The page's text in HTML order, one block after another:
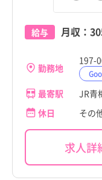
岐阜県
愛知県
三重県
滋賀県
京都府
三鷹市
青梅市
調布市
町田市
福生市すべて
熊川駅
東福生駅
職種・資格
助産師
准看護師
保健師
その他（福
施設形態すべて
クリニック
介護施設
訪問看護
勤務形態
常勤（夜勤な
常勤（夜勤の
パート・アル
パート・ア
4週8休以上
土日祝休み
年間休日120
残業少なめ
託児所・保育
給与 月収：
勤務地
197-
最寄駅
JR青
休日
その
求人詳
岐阜県
愛知県
三重県
滋賀県
京都府
三鷹市
青梅市
調布市
町田市
福生市すべて
熊川駅
東福生駅
職種・資格
助産師
准看護師
保健師
その他（福
施設形態すべて
クリニック
介護施設
訪問看護
勤務形態
常勤（夜勤な
常勤（夜勤の
パート・アル
パート・ア
4週8休以上
土日祝休み
年間休日120
残業少なめ
託児所・保育